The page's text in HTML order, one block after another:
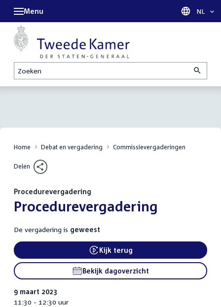
Zoeken
Menu Taal
NL
Home Debat en vergadering Commissievergaderingen
Delen
Procedurevergadering
:Procedurevergadering
De vergadering is geweest
External link:
Kijk terug
Bekijk dagoverzicht
9 maart 2023
11:30 - 12:30 uur